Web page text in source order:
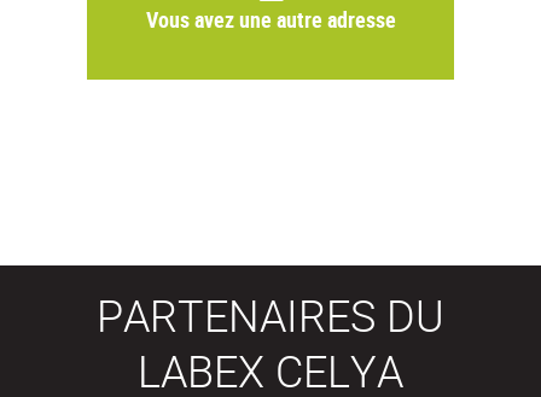
Vous avez une autre adresse
PARTENAIRES DU
LABEX CELYA